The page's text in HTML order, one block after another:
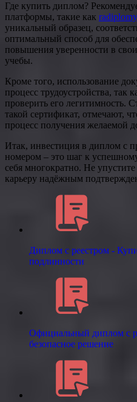
Где купить диплом?
платформы, такие как
уникальный образец,
оптимальный способ для
повышения уверенности в
учебы.
Кроме того, использование
процесс трудоустройства, так
проверить его легитимность.
такой сертификат, отмечают,
процесс получения желаемой
Итак, инвестиция в диплом с
номером – это шаг к
себя многократно. Не
карьеру надёжным
Диплом с реестром -
подлинности
Официальный диплом с
безопасное решение